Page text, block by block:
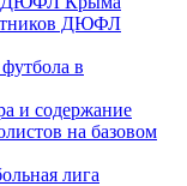
ДЮФЛ
в
и содержание
на базовом
лига